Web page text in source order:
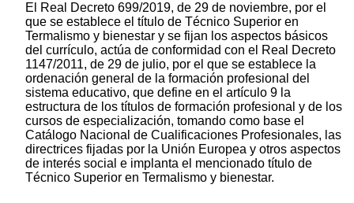
El Real Decreto 699/2019, de 29 de noviembre, por el
que se establece el título de Técnico Superior en
Termalismo y bienestar y se fijan los aspectos básicos
del currículo, actúa de conformidad con el Real Decreto
1147/2011, de 29 de julio, por el que se establece la
ordenación general de la formación profesional del
sistema educativo, que define en el artículo 9 la
estructura de los títulos de formación profesional y de los
cursos de especialización, tomando como base el
Catálogo Nacional de Cualificaciones Profesionales, las
directrices fijadas por la Unión Europea y otros aspectos
de interés social e implanta el mencionado título de
Técnico Superior en Termalismo y bienestar.